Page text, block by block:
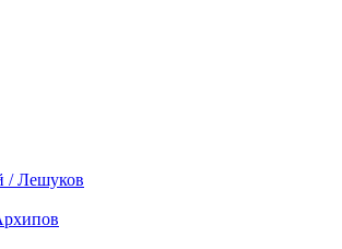
/ Лешуков